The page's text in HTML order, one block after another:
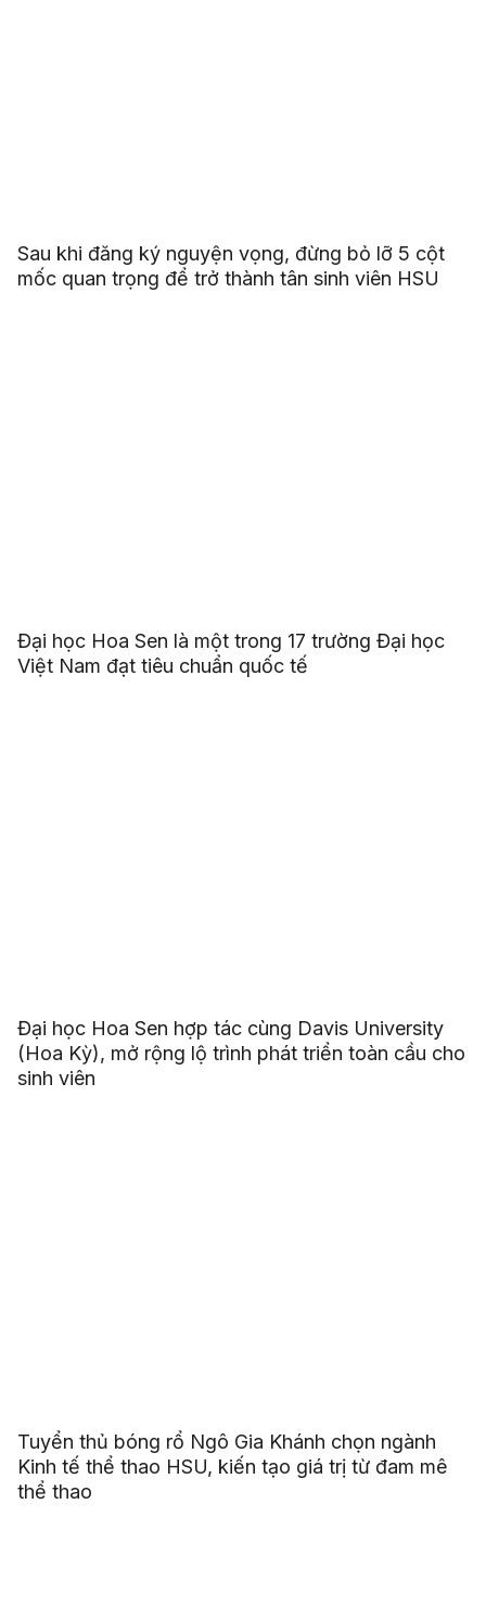
Sau khi đăng ký nguyện vọng, đừng bỏ lỡ 5 cột
mốc quan trọng để trở thành tân sinh viên HSU
Đại học Hoa Sen là một trong 17 trường Đại học
Việt Nam đạt tiêu chuẩn quốc tế
Đại học Hoa Sen hợp tác cùng Davis University
(Hoa Kỳ), mở rộng lộ trình phát triển toàn cầu cho
sinh viên
Tuyển thủ bóng rổ Ngô Gia Khánh chọn ngành
Kinh tế thể thao HSU, kiến tạo giá trị từ đam mê
thể thao